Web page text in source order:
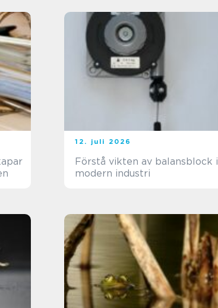
12. juli 2026
Förstå vikten av balansblock i
modern industri